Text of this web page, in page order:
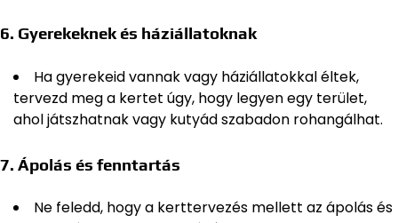
6. Gyerekeknek és háziállatoknak
Ha gyerekeid vannak vagy háziállatokkal éltek,
tervezd meg a kertet úgy, hogy legyen egy terület,
ahol játszhatnak vagy kutyád szabadon rohangálhat.
7. Ápolás és fenntartás
Ne feledd, hogy a kerttervezés mellett az ápolás és